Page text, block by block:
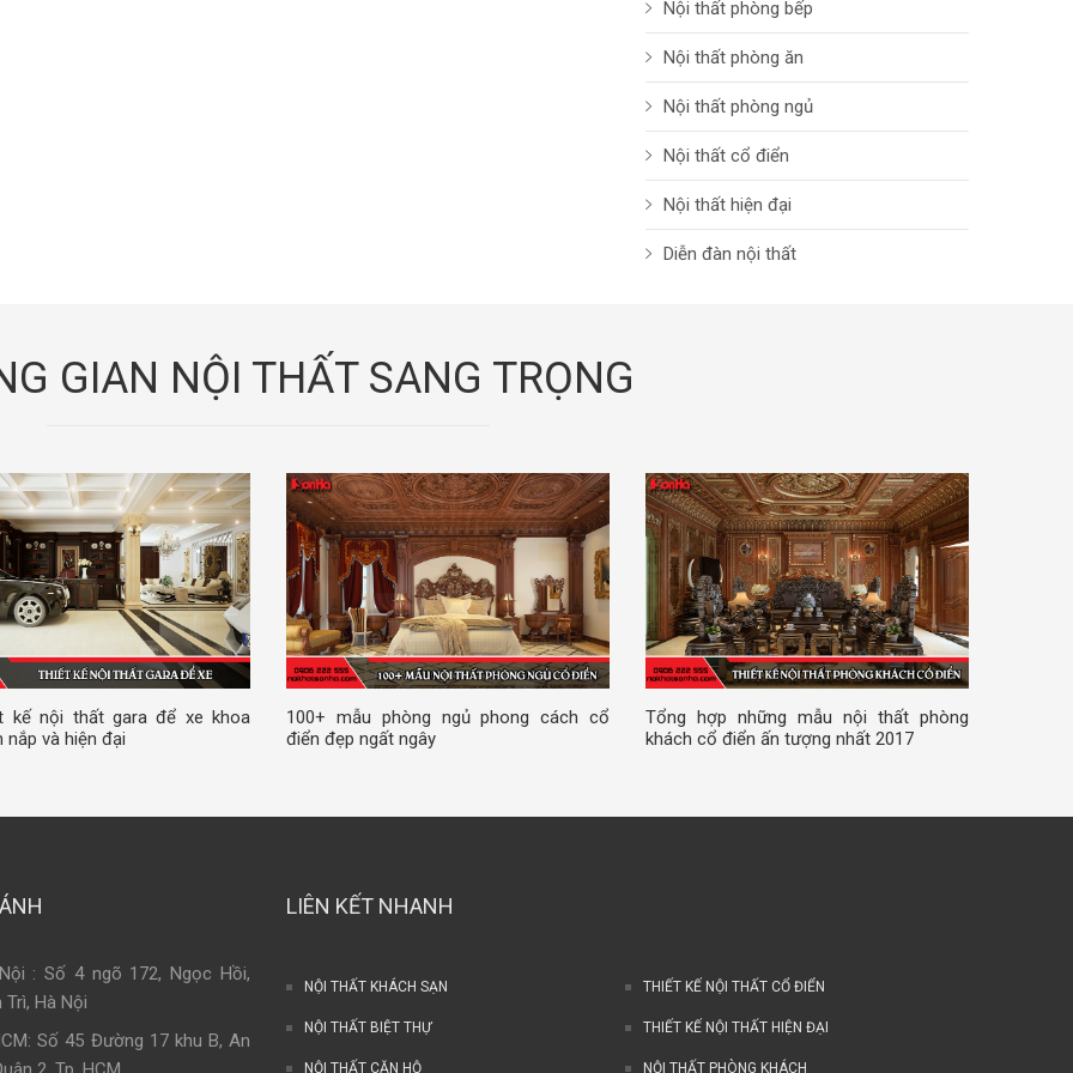
Nội thất phòng bếp
Nội thất phòng ăn
Nội thất phòng ngủ
Nội thất cổ điển
Nội thất hiện đại
Diễn đàn nội thất
GIAN NỘI THẤT SANG TRỌNG
kế nội thất gara để xe khoa
nắp và hiện đại
100+ mẫu phòng ngủ phong cách cổ
điển đẹp ngất ngây
Tổng hợp những mẫu nội thất phòng
khách cổ điển ấn tượng nhất 2017
: Số 4 ngõ 172, Ngọc Hồi,
Trì, Hà Nội
Số 45 Đường 17 khu B, An
LIÊN KẾT NHANH
NỘI THẤT KHÁCH SẠN THIẾT KẾ NỘI THẤT CỔ ĐIỂN
NỘI THẤT BIỆT THỰ THIẾT KẾ NỘI THẤT HIỆN ĐẠI
NỘI THẤT CĂN HỘ NỘI THẤT PHÒNG KHÁCH